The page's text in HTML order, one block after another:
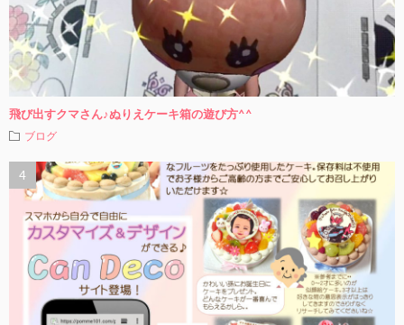
飛び出すクマさん♪ぬりえケーキ箱の遊び方^^
ブログ